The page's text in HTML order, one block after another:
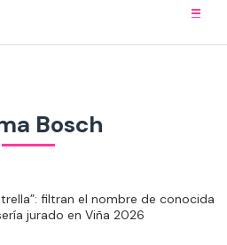
Bosch
filtran el nombre de conocida
jurado en Viña 2026